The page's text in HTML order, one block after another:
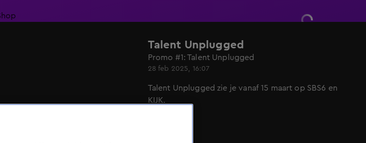
Talent Unplugged
Promo #1: Talent Unplugged
28 feb 2025, 16:07
Talent Unplugged zie je vanaf 15 maart op SBS6 en
KIJK.